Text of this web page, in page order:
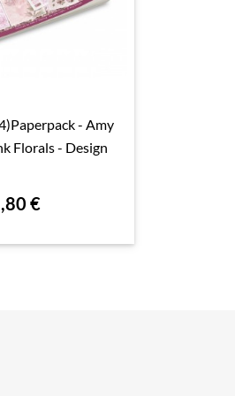
rapide - Amy
Florals - Design
€